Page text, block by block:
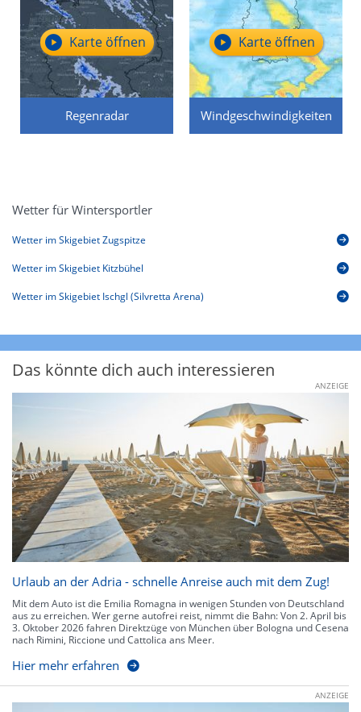
Regenradar
Karte öffnen
Windgeschwindigkeiten
Karte öffnen
Wetter für Wintersportler
Wetter im Skigebiet Zugspitze
Wetter im Skigebiet Kitzbühel
Wetter im Skigebiet Ischgl (Silvretta Arena)
Das könnte dich auch interessieren
ANZEIGE
Urlaub an der Adria - schnelle Anreise auch mit dem Zug!
Mit dem Auto ist die Emilia Romagna in wenigen Stunden von Deutschland
aus zu erreichen. Wer gerne autofrei reist, nimmt die Bahn: Von 2. April bis
3. Oktober 2026 fahren Direktzüge von München über Bologna und Cesena
nach Rimini, Riccione und Cattolica ans Meer.
Hier mehr erfahren
ANZEIGE